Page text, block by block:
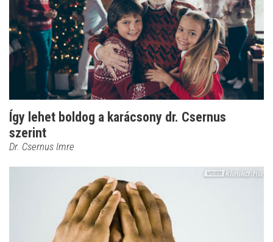
Így lehet boldog a karácsony dr. Csernus
szerint
Dr. Csernus Imre